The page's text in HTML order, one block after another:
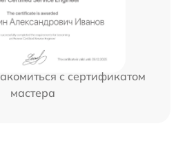
с сертификатом
мастера